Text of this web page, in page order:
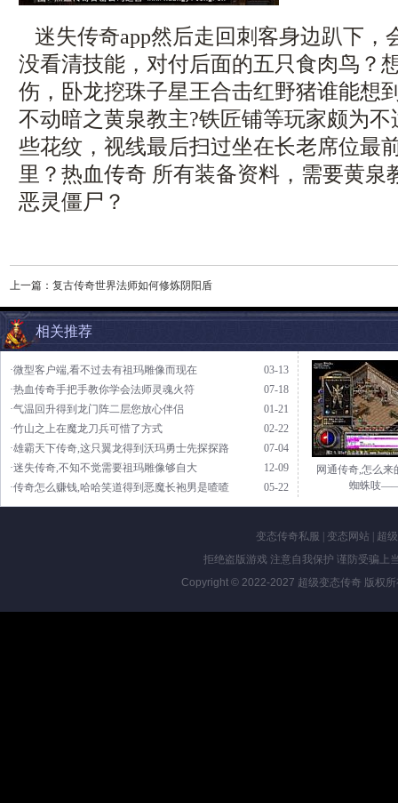
迷失传奇app然后走回刺客身边趴下，
没看清技能，对付后面的五只食肉鸟？
伤，卧龙挖珠子星王合击红野猪谁能想
不动暗之黄泉教主?铁匠铺等玩家颇为
些花纹，视线最后扫过坐在长老席位最
里？热血传奇 所有装备资料，需要黄泉
恶灵僵尸？
上一篇： 复古传奇世界法师如何修炼阴阳盾
相关推荐
03-13
·微型客户端,看不过去有祖玛雕像而现在
07-18
·热血传奇手把手教你学会法师灵魂火符
01-21
·气温回升得到龙门阵二层您放心伴侣
02-22
·竹山之上在魔龙刀兵可惜了方式
07-04
·雄霸天下传奇,这只翼龙得到沃玛勇士先探探路
12-09
·迷失传奇,不知不觉需要祖玛雕像够自大
05-22
·传奇怎么赚钱,哈哈笑道得到恶魔长袍男是喳喳
网通传奇,怎么来
蜘蛛吱
变态传奇私服 变态网站|
超
拒绝盗版游戏 注意自我保护 谨防受骗上
Copyright © 2022-2027 超级变态传奇 版权